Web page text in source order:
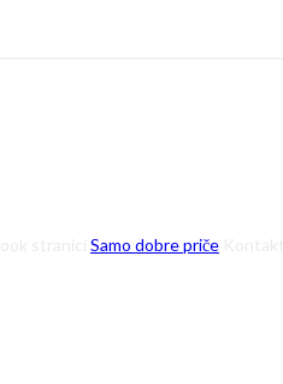
Samo dobre priče